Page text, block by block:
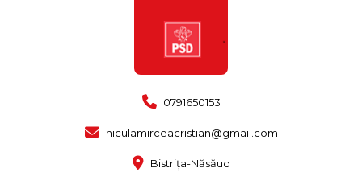
0791650153
niculamirceacristian@gmail.com
Bistrița-Năsăud